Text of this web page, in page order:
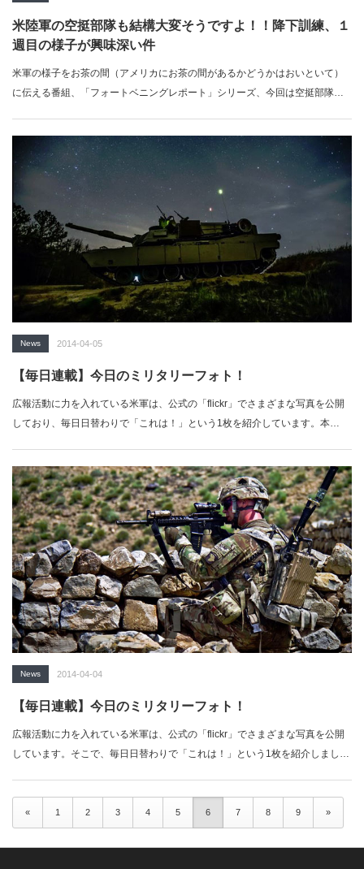
米陸軍の空挺部隊も結構大変そうですよ！！降下訓練、１
週目の様子が興味深い件
米軍の様子をお茶の間（アメリカにお茶の間があるかどうかはおいといて）
に伝える番組、「フォートベニングレポート」シリーズ、今回は空挺部隊の
News 2014-04-05
【毎日連載】今日のミリタリーフォト！
広報活動に力を入れている米軍は、公式の「flickr」でさまざまな写真を公開
しており、毎日日替わりで「これは！」という1枚を紹介しています。本…
News 2014-04-04
【毎日連載】今日のミリタリーフォト！
広報活動に力を入れている米軍は、公式の「flickr」でさまざまな写真を公開
しています。そこで、毎日日替わりで「これは！」という1枚を紹介しまし
« 1 2 3 4 5 6 7 8 9 »